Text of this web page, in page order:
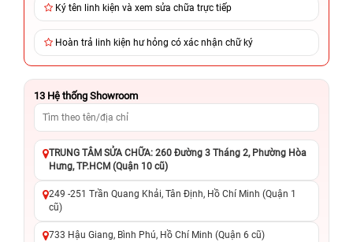
Ký tên linh kiện và xem sửa chữa trực tiếp
Hoàn trả linh kiện hư hỏng có xác nhận chữ ký
13 Hệ thống Showroom
TRUNG TÂM SỬA CHỮA: 260 Đường 3 Tháng 2, Phường Hòa
Hưng, TP.HCM (Quận 10 cũ)
249 -251 Trần Quang Khải, Tân Định, Hồ Chí Minh (Quận 1
cũ)
733 Hậu Giang, Bình Phú, Hồ Chí Minh (Quận 6 cũ)